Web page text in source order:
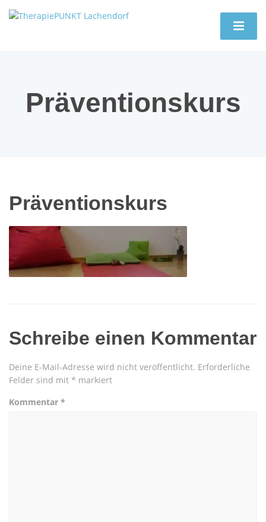
Präventionskurs
Präventionskurs
Schreibe einen Kommentar
Deine E-Mail-Adresse wird nicht veröffentlicht. Erforderliche
Felder sind mit * markiert
Kommentar *